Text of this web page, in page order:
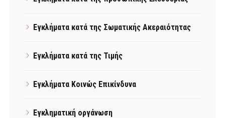
Εγκλήματα κατά της Σωματικής Ακεραιότητας
Εγκλήματα κατά της Τιμής
Εγκλήματα Κοινώς Επικίνδυνα
Εγκληματική οργάνωση